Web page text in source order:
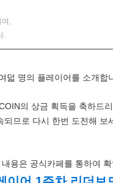
며,
.
덟 명의 플레이어를 소개합
의 상금 획득을 축하드리
므로 다시 한번 도전해 보
용은 공식카페를 통하여